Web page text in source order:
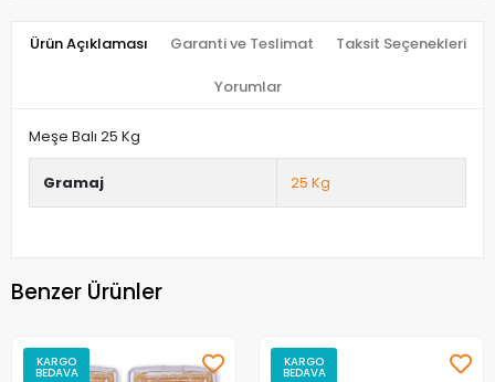
Ürün Açıklaması Garanti ve Teslimat Taksit Seçenekleri
Yorumlar
Meşe Balı 25 Kg
Gramaj 25 Kg
Benzer Ürünler
KARGO
BEDAVA
KARGO
BEDAVA